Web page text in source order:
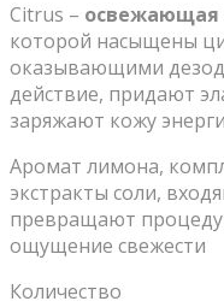
Citrus – освежающая
которой насыщены
оказывающими
действие, придают
заряжают кожу
Аромат лимона,
экстракты соли,
превращают
ощущение свежести
Количество